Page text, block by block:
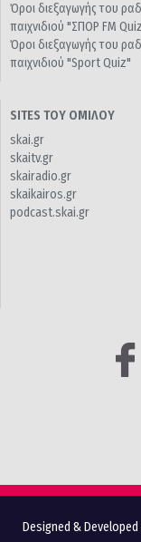
Όροι διεξαγωγής του
παιχνιδιού "ΣΠΟΡ FM
Όροι διεξαγωγής του
παιχνιδιού "Sport Quiz"
SITES ΤΟΥ ΟΜΙΛΟΥ
skai.gr
skaitv.gr
skairadio.gr
skaikairos.gr
podcast.skai.gr
Designed & Developed